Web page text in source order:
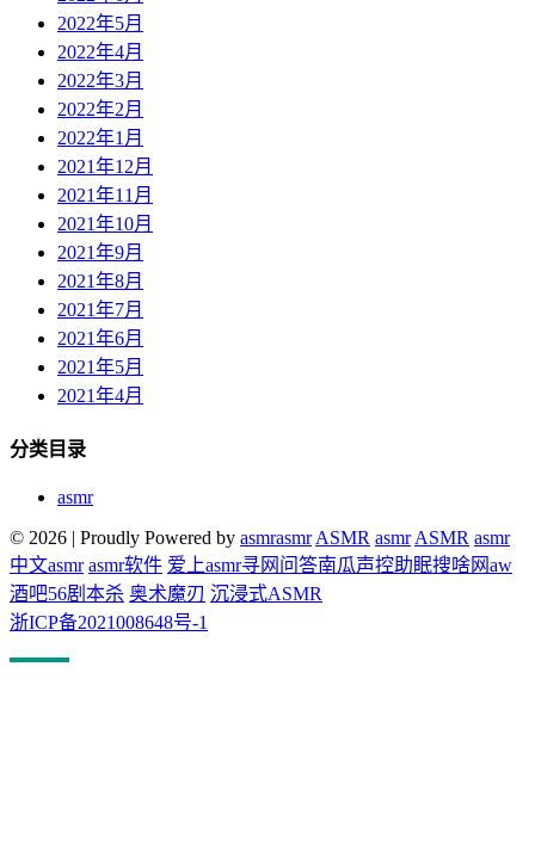
2022年5月
2022年4月
2022年3月
2022年2月
2022年1月
2021年12月
2021年11月
2021年10月
2021年9月
2021年8月
2021年7月
2021年6月
2021年5月
2021年4月
分类目录
asmr
© 2026 | Proudly Powered by asmrasmr ASMR asmr ASMR asmr
中文asmr asmr软件 爱上asmr寻网问答南瓜声控助眠搜啥网aw
酒吧56剧本杀 奥术魔刃 沉浸式ASMR
浙ICP备2021008648号-1